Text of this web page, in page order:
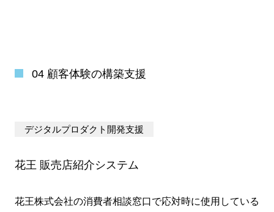
04 顧客体験の構築支援
デジタルプロダクト開発支援
花王 販売店紹介システム
花王株式会社の消費者相談窓口で応対時に使用している